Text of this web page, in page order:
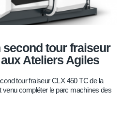
second tour fraiseur
Ateliers Agiles
tour fraiseur CLX 450 TC de la
compléter le parc machines des